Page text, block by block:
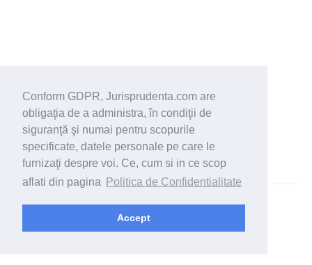
Conform GDPR, Jurisprudenta.com are
obligaţia de a administra, în condiţii de
siguranţă şi numai pentru scopurile
specificate, datele personale pe care le
furnizaţi despre voi. Ce, cum si in ce scop
aflati din pagina
Politica de Confidentialitate
Accept
© 2026 - Jurisprudenta.com -Cautare-Termeni si conditii